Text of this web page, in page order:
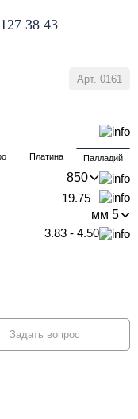
38 43
Арт. 0161
Платина Палладий
19.75
3.83 - 4.50
Задать вопрос